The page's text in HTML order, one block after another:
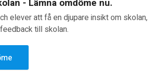
- Lämna omdöme nu.
elever att få en djupare insikt om skolan,
till skolan.